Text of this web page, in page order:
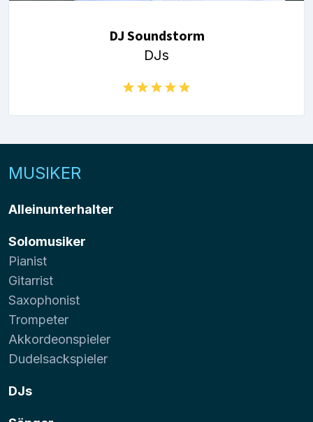
DJ Soundstorm
DJs
MUSIKER
Alleinunterhalter
Solomusiker
Pianist
Gitarrist
Saxophonist
Trompeter
Akkordeonspieler
Dudelsackspieler
DJs